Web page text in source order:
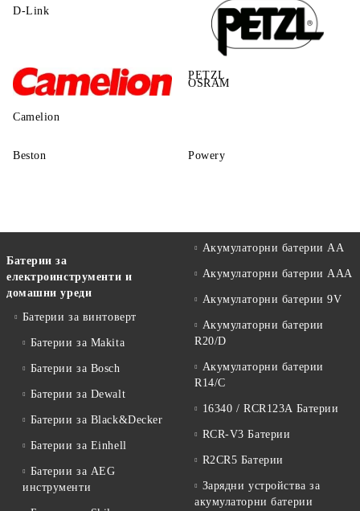
D-Link
PETZL
Camelion
OSRAM
Beston Powery
Батерии за
електроинструменти и
домашни уреди
Батерии за винтоверт
Батерии за Makita
Батерии за Bosch
Батерии за Dewalt
Батерии за Black&Decker
Батерии за Einhell
Батерии за AEG
инструменти
Акумулаторни батерии АА
Акумулаторни батерии AAA
Акумулаторни батерии 9V
Акумулаторни батерии
R20/D
Акумулаторни батерии
R14/C
16340 / RCR123A Батерии
RCR-V3 Батерии
R2CR5 Батерии
Зарядни устройства за
акумулаторни батерии